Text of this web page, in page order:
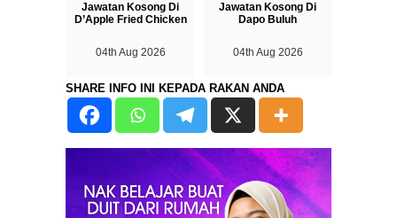
Jawatan Kosong Di
D’Apple Fried Chicken
04th Aug 2026
Jawatan Kosong Di
Dapo Buluh
04th Aug 2026
SHARE INFO INI KEPADA RAKAN ANDA